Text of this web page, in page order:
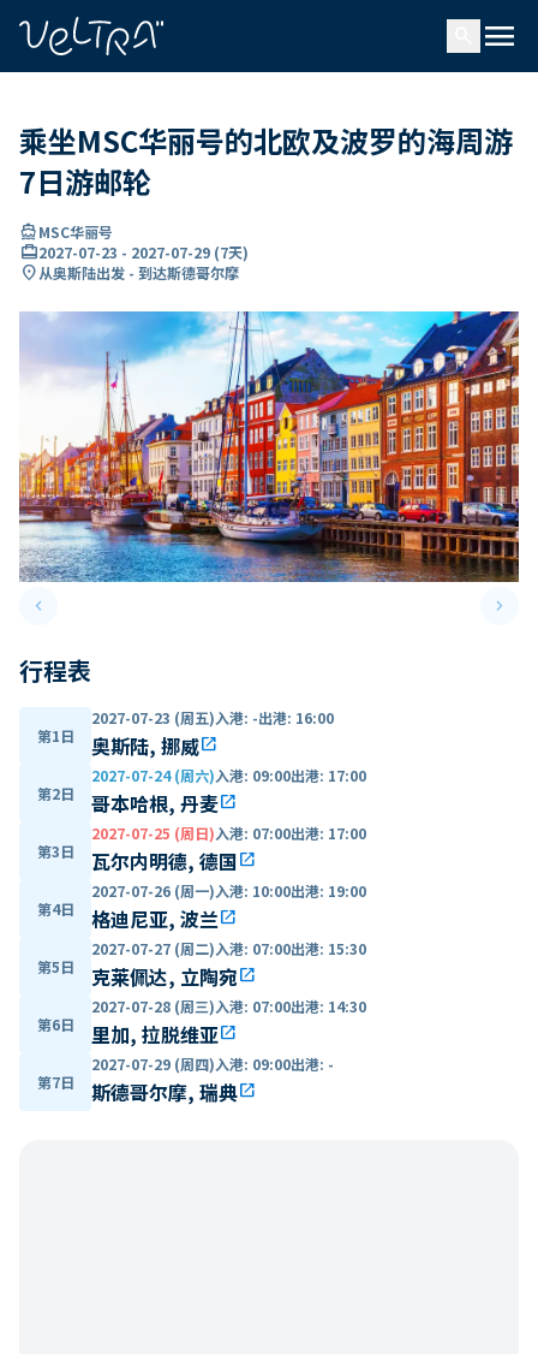
menu
乘坐MSC华丽号的北欧及波罗的海周游
7日游邮轮
directions_boatMSC华丽号
card_travel2027-07-23 - 2027-07-29 (7天)
location_on从奥斯陆出发 - 到达斯德哥尔摩
keyboard_arrow_leftPrevious slide keyboard_arrow_right
行程表
第1日
2027-07-23 (周五)入港: -出港: 16:00
奥斯陆, 挪威open_in_new
第2日
2027-07-24 (周六)入港: 09:00出港: 17:00
哥本哈根, 丹麦open_in_new
第3日
2027-07-25 (周日)入港: 07:00出港: 17:00
瓦尔内明德, 德国open_in_new
第4日
2027-07-26 (周一)入港: 10:00出港: 19:00
格迪尼亚, 波兰open_in_new
第5日
2027-07-27 (周二)入港: 07:00出港: 15:30
克莱佩达, 立陶宛open_in_new
第6日
2027-07-28 (周三)入港: 07:00出港: 14:30
里加, 拉脱维亚open_in_new
第7日
2027-07-29 (周四)入港: 09:00出港: -
斯德哥尔摩, 瑞典open_in_new